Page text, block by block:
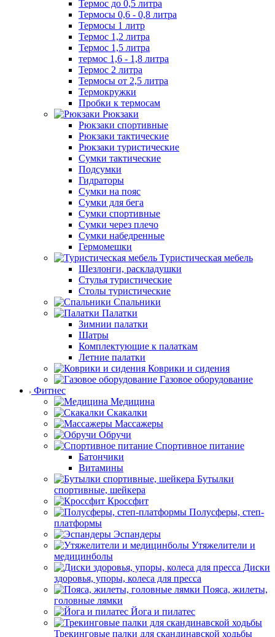
Термос до 0,5 литра
Термосы 0,6 - 0,8 литра
Термосы 1 литр
Термос 1,2 литра
Термос 1,5 литра
термос 1,6 - 1,8 литра
Термос 2 литра
Термосы от 2,5 литра
Термокружки
Пробки к термосам
Рюкзаки
Рюкзаки спортивные
Рюкзаки тактические
Рюкзаки туристические
Сумки тактические
Подсумки
Гидраторы
Сумки на пояс
Сумки для бега
Сумки спортивные
Сумки через плечо
Сумки набедренные
Гермомешки
Туристическая мебель
Шезлонги, раскладушки
Стулья туристические
Столы туристические
Спальники
Палатки
Зимнии палатки
Шатры
Комплектующие к палаткам
Летние палатки
Коврики и сидения
Газовое оборудование
Фитнес
Медицина
Скакалки
Массажеры
Обручи
Спортивное питание
Батончики
Витамины
Бутылки
спортивные, шейкера
Кроссфит
Полусферы, степ-
платформы
Эспандеры
Утяжелители и
медицинболы
Диски
здоровья, упоры, колеса для пресса
Пояса, жилеты,
головные лямки
Йога и пилатес
Трекинговые палки для скандинавской ходьбы